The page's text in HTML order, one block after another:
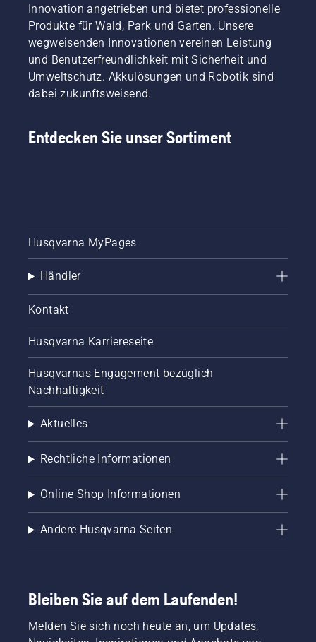
Innovation angetrieben und bietet professionelle
Produkte für Wald, Park und Garten. Unsere
wegweisenden Innovationen vereinen Leistung
und Benutzerfreundlichkeit mit Sicherheit und
Umweltschutz. Akkulösungen und Robotik sind
dabei zukunftsweisend.
Entdecken Sie unser Sortiment
Husqvarna MyPages
Händler
Kontakt
Husqvarna Karriereseite
Husqvarnas Engagement bezüglich
Nachhaltigkeit
Aktuelles
Rechtliche Informationen
Online Shop Informationen
Andere Husqvarna Seiten
Bleiben Sie auf dem Laufenden!
Melden Sie sich noch heute an, um Updates,